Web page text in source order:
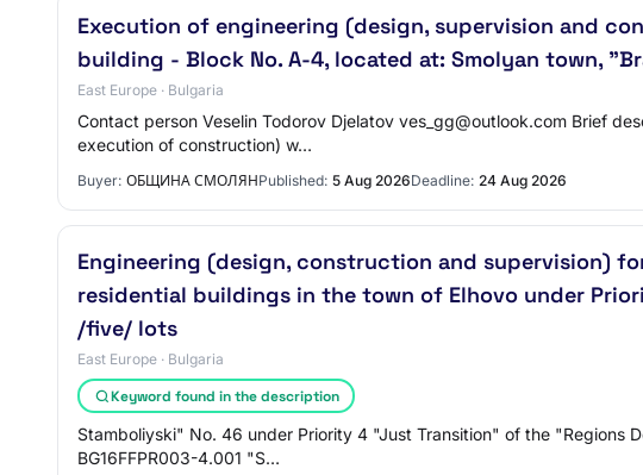
Execution of engineering (design, supervision and
building - Block No. A-4, located at: Smolyan town,
East Europe · Bulgaria
Contact person Veselin Todorov Djelatov ves_gg@outlook.com Brief
execution of construction) w…
Buyer: ОБЩИНА СМОЛЯНPublished: 5 Aug 2026Deadline: 24 Aug 2026
Engineering (design, construction and supervision)
residential buildings in the town of Elhovo under
/five/ lots
East Europe · Bulgaria
Keyword found in the description
Stamboliyski" No. 46 under Priority 4 "Just Transition" of the
BG16FFPR003-4.001 "S…